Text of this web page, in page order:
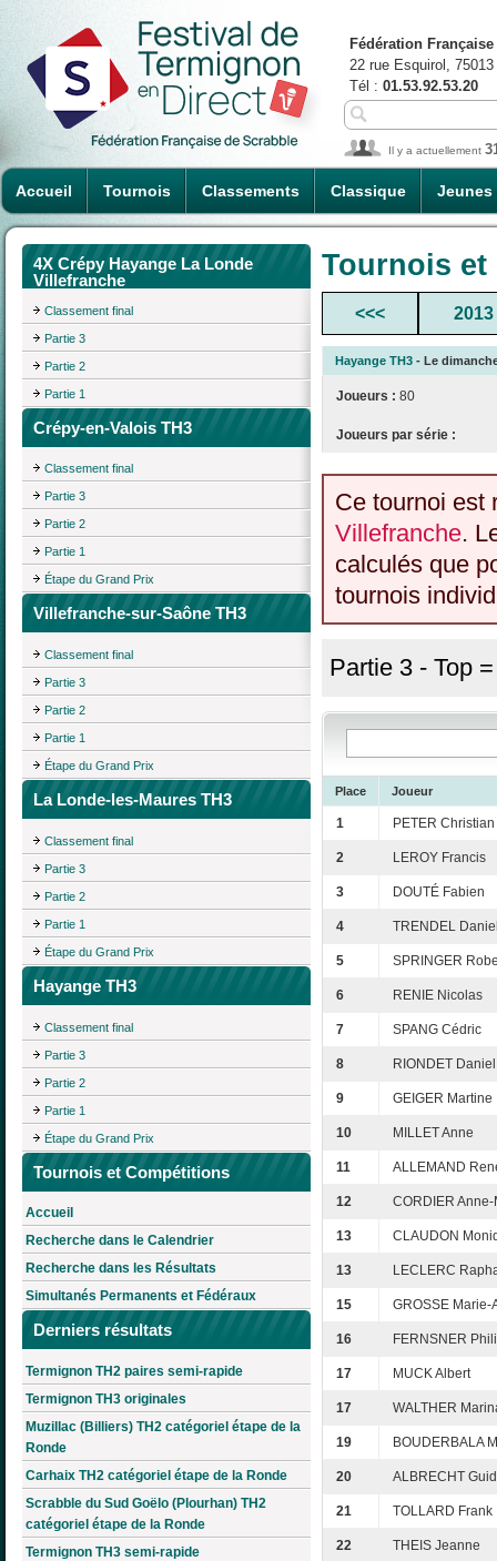
Accueil Tournois Classements Classique Jeunes
Fédération
22 rue Esquirol,
Tél : 01.53.92.53.20
Il y a actuellement
4X Crépy Hayange La Londe
Villefranche
Classement final
Partie 3
Partie 2
Partie 1
Crépy-en-Valois TH3
Classement final
Partie 3
Partie 2
Partie 1
Étape du Grand Prix
Villefranche-sur-Saône TH3
Classement final
Partie 3
Partie 2
Partie 1
Étape du Grand Prix
La Londe-les-Maures TH3
Classement final
Partie 3
Partie 2
Partie 1
Étape du Grand Prix
Hayange TH3
Classement final
Partie 3
Partie 2
Partie 1
Étape du Grand Prix
Tournois et Compétitions
Accueil
Recherche dans le Calendrier
Recherche dans les Résultats
Simultanés Permanents et Fédéraux
Derniers résultats
Termignon TH2 paires semi-rapide
Termignon TH3 originales
Muzillac (Billiers) TH2 catégoriel étape de la
Ronde
Carhaix TH2 catégoriel étape de la Ronde
Scrabble du Sud Goëlo (Plourhan) TH2
catégoriel étape de la Ronde
Termignon TH3 semi-rapide
Tournois
<<< 2013
Hayange TH3 - Le
Joueurs : 80
Joueurs par série :
Ce tournoi est
Villefranche.
calculés que
tournois
Partie 3 - Top
Place Joueur
1 PETER Christian
2 LEROY Francis
3 DOUTÉ Fabien
4 TRENDEL
5 SPRINGER
6 RENIE Nicolas
7 SPANG Cédric
8 RIONDET Daniel
9 GEIGER Martine
10 MILLET Anne
11 ALLEMAND
12 CORDIER
13 CLAUDON
13 LECLERC
15 GROSSE Marie-
16 FERNSNER
17 MUCK Albert
17 WALTHER
19 BOUDERBALA
20 ALBRECHT
21 TOLLARD Frank
22 THEIS Jeanne